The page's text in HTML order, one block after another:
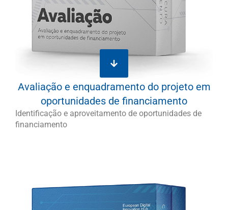
Avaliação e enquadramento do projeto em
oportunidades de financiamento
Identificação e aproveitamento de oportunidades de
financiamento